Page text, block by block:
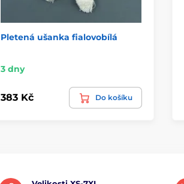
Pletená ušanka fialovobílá
3 dny
383 Kč Do košíku